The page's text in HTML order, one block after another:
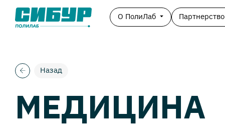
О ПолиЛаб Партнерство
Назад
МЕДИЦИНА